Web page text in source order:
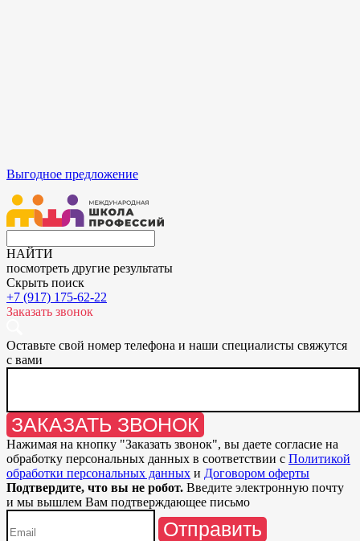
Выгодное предложение
НАЙТИ
посмотреть другие результаты
Скрыть поиск
+7 (917) 175-62-22
Заказать звонок
Оставьте свой номер телефона и наши специалисты свяжутся
с вами
ЗАКАЗАТЬ ЗВОНОК
Нажимая на кнопку "Заказать звонок", вы даете согласие на
обработку персональных данных в соответствии с Политикой
обработки персональных данных и Договором оферты
Подтвердите, что вы не робот. Введите электронную почту
и мы вышлем Вам подтверждающее письмо
Отправить